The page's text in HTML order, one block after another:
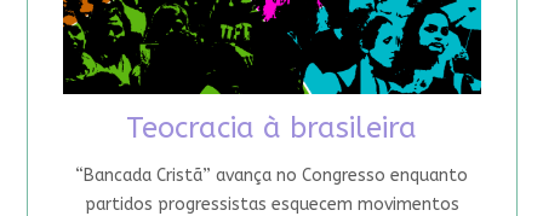
Teocracia à brasileira
“Bancada Cristã” avança no Congresso enquanto
partidos progressistas esquecem movimentos